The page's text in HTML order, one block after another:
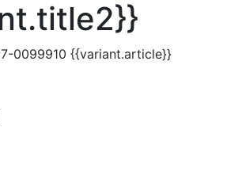
0099910 {{variant.article}}